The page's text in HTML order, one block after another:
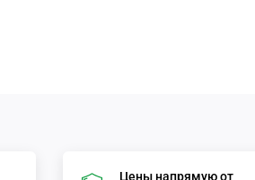
Цены напрямую от